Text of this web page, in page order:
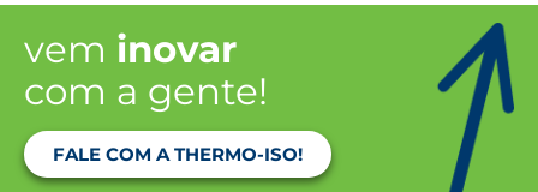
vem inovar
com a gente!
FALE COM A THERMO-ISO!